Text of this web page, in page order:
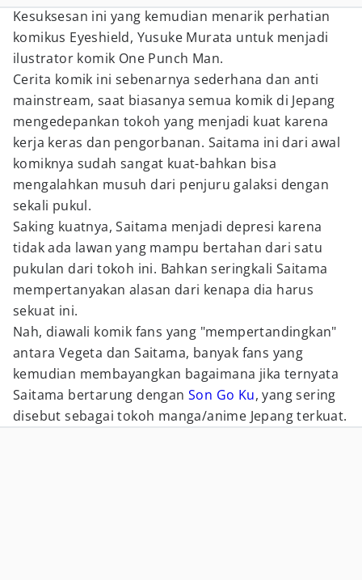
Kesuksesan ini yang kemudian menarik perhatian
komikus Eyeshield, Yusuke Murata untuk menjadi
ilustrator komik One Punch Man.
Cerita komik ini sebenarnya sederhana dan anti
mainstream, saat biasanya semua komik di Jepang
mengedepankan tokoh yang menjadi kuat karena
kerja keras dan pengorbanan. Saitama ini dari awal
komiknya sudah sangat kuat-bahkan bisa
mengalahkan musuh dari penjuru galaksi dengan
sekali pukul.
Saking kuatnya, Saitama menjadi depresi karena
tidak ada lawan yang mampu bertahan dari satu
pukulan dari tokoh ini. Bahkan seringkali Saitama
mempertanyakan alasan dari kenapa dia harus
sekuat ini.
Nah, diawali komik fans yang "mempertandingkan"
antara Vegeta dan Saitama, banyak fans yang
kemudian membayangkan bagaimana jika ternyata
Saitama bertarung dengan Son Go Ku, yang sering
disebut sebagai tokoh manga/anime Jepang terkuat.